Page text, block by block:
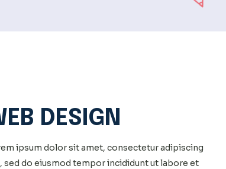
DESIGN
ipsum dolor sit amet, consectetur adipiscing
sed do eiusmod tempor incididunt ut labore et